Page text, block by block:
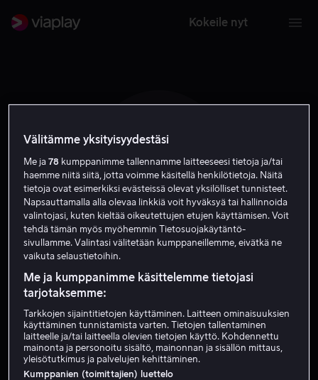
Kokeile nyt
K F
Keyla Fala
Välitämme yksityisyydestäsi
Me ja78 kumppanimme tallennamme laitteeseesi tietoja ja/tai
haemme niitä siitä, jotta voimme käsitellä henkilötietoja. Näitä
tietoja ovat esimerkiksi evästeissä olevat yksilölliset tunnisteet.
Napsauttamalla alla olevaa linkkiä voit hyväksyä tai hallinnoida
valintojasi, kuten kieltää oikeutettujen etujen käyttämisen. Voit
tehdä tämän myös myöhemmin Tietosuojakäytäntö-
sivullamme. Valintasi välitetään kumppaneillemme, eivätkä ne
vaikuta selaustietoihin.
Me ja kumppanimme käsittelemme tietojasi
tarjotaksemme:
Tarkkojen sijaintitietojen käyttäminen. Laitteen ominaisuuksien
käyttäminen tunnistamista varten. Tietojen tallentaminen
laitteelle ja/tai laitteella olevien tietojen käyttö. Kohdennettu
mainonta ja personoitu sisältö, mainonnan ja sisällön mittaus,
yleisötutkimus ja palvelujen kehittäminen.
Kumppanien (toimittajien) luettelo